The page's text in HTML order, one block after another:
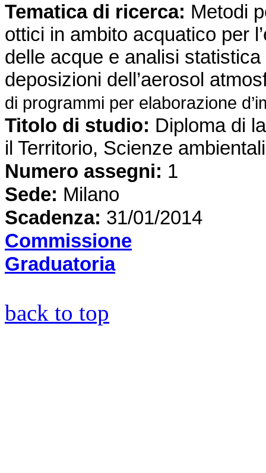
Tematica di ricerca: Metodi
ottici in ambito acquatico per
delle acque e analisi
deposizioni dell’aerosol
di programmi per elaborazione
Titolo di studio: Diploma di
il Territorio, Scienze
Numero assegni: 1
Sede: Milano
Scadenza: 31/01/2014
Commissione
Graduatoria
back to top